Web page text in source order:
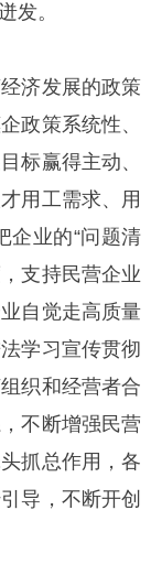
发。
济发展的政策
政策系统性、
标赢得主动、
用工需求、用
企业的“问题清
支持民营企业
自觉走高质量
学习宣传贯彻
织和经营者合
不断增强民营
抓总作用，各
导，不断开创